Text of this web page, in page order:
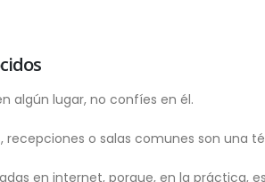
algún lugar, no confíes en él.
recepciones o salas comunes son una
en internet, porque, en la práctica,